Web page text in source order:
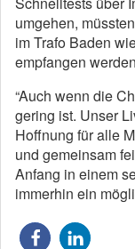
umgehen,
im Trafo Baden
empfangen
“Auch wenn die
gering ist. Unser
Hoffnung für alle
und gemeinsam
Anfang in einem
immerhin ein